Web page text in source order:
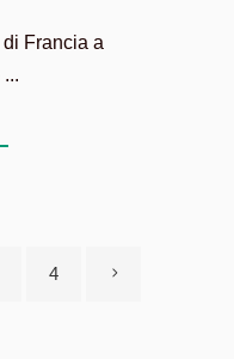
Francia a
4